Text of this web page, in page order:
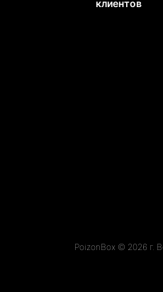
клиентов
PoizonBox © 2026 г.